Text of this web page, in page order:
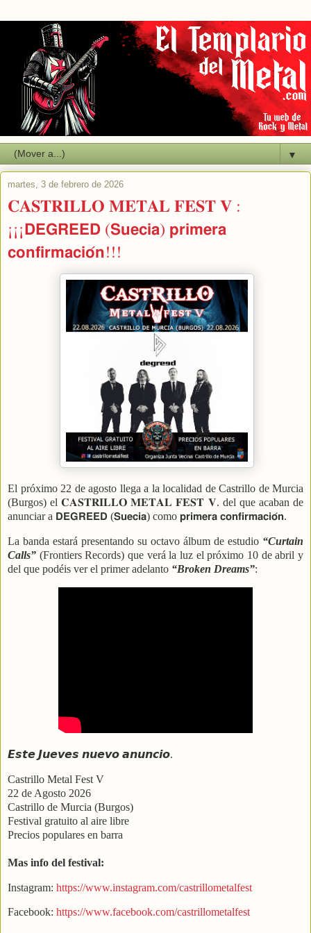
▼
martes, 3 de febrero de 2026
𝐂𝐀𝐒𝐓𝐑𝐈𝐋𝐋𝐎 𝐌𝐄𝐓𝐀𝐋 𝐅𝐄𝐒𝐓 𝐕 :
¡¡¡𝗗𝗘𝗚𝗥𝗘𝗘𝗗 (𝗦𝘂𝗲𝗰𝗶𝗮) 𝗽𝗿𝗶𝗺𝗲𝗿𝗮
𝗰𝗼𝗻𝗳𝗶𝗿𝗺𝗮𝗰𝗶𝗼́𝗻!!!
El próximo 22 de agosto llega a la localidad de Castrillo de Murcia
(Burgos) el𝐂𝐀𝐒𝐓𝐑𝐈𝐋𝐋𝐎 𝐌𝐄𝐓𝐀𝐋 𝐅𝐄𝐒𝐓 𝐕. del que acaban de
anunciar a 𝗗𝗘𝗚𝗥𝗘𝗘𝗗 (𝗦𝘂𝗲𝗰𝗶𝗮) como 𝗽𝗿𝗶𝗺𝗲𝗿𝗮 𝗰𝗼𝗻𝗳𝗶𝗿𝗺𝗮𝗰𝗶𝗼𝗻.
La banda estará presentando su octavo álbum de estudio “Curtain
Calls” (Frontiers Records) que verá la luz el próximo 10 de abril y
del que podéis ver el primer adelanto “Broken Dreams”:
𝙀𝙨𝙩𝙚 𝙅𝙪𝙚𝙫𝙚𝙨 𝙣𝙪𝙚𝙫𝙤 𝙖𝙣𝙪𝙣𝙘𝙞𝙤.
Castrillo Metal Fest V
22 de Agosto 2026
Castrillo de Murcia (Burgos)
Festival gratuito al aire libre
Precios populares en barra
Mas info del festival:
Instagram: https://www.instagram.com/castrillometalfest
Facebook: https://www.facebook.com/castrillometalfest